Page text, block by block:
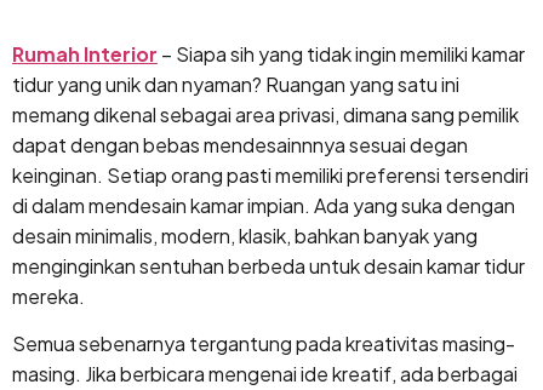
ke
konten
Rumah Interior – Siapa sih yang tidak ingin memiliki kamar
tidur yang unik dan nyaman? Ruangan yang satu ini
memang dikenal sebagai area privasi, dimana sang pemilik
dapat dengan bebas mendesainnnya sesuai degan
keinginan. Setiap orang pasti memiliki preferensi tersendiri
di dalam mendesain kamar impian. Ada yang suka dengan
desain minimalis, modern, klasik, bahkan banyak yang
menginginkan sentuhan berbeda untuk desain kamar tidur
mereka.
Semua sebenarnya tergantung pada kreativitas masing-
masing. Jika berbicara mengenai ide kreatif, ada berbagai